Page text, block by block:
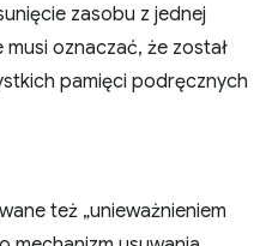
zasobu z jednej
oznaczać, że został
pamięci podręcznych
też „unieważnieniem